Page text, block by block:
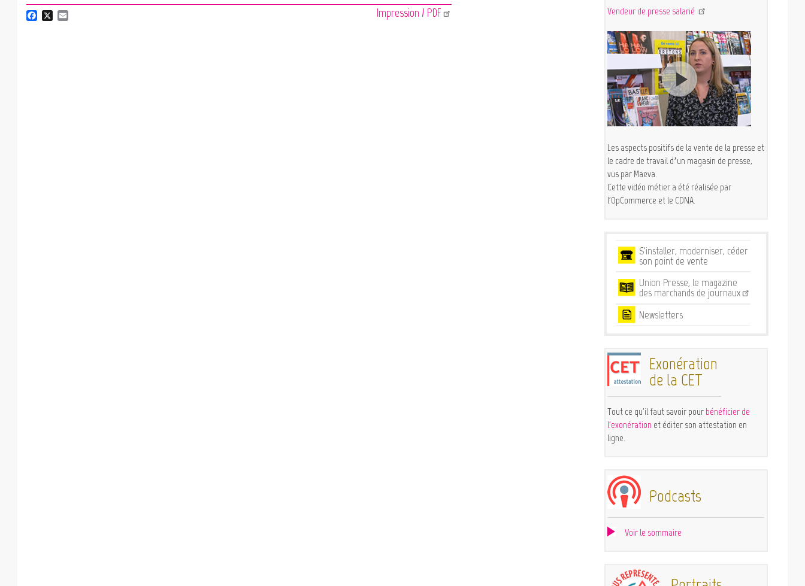
Impression / PDF Vendeur de presse salarié
Les aspects positifs de la vente de la presse et
le cadre de travail d’un magasin de presse,
vus par Maeva.
Cette vidéo métier a été réalisée par
l'OpCommerce et le CDNA.
S'installer, moderniser, céder
son point de vente
Union Presse, le magazine
des marchands de journaux
Newsletters
Exonération
de la CET
Tout ce qu'il faut savoir pour bénéficier de
l'exonération et éditer son attestation en
ligne.
Podcasts
Voir le sommaire